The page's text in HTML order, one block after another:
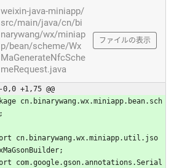
weixin-java-miniapp/
src/main/java/cn/bi
narywang/wx/miniap
p/bean/scheme/Wx
MaGenerateNfcSche
meRequest.java
ファイルの表示
-0,0 +1,75 @@
cn.binarywang.wx.miniapp.bean.sch
cn.binarywang.wx.miniapp.util.jso
com.google.gson.annotations.Serial